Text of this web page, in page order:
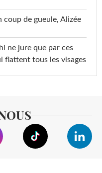
coup de gueule, Alizée
ne jure que par ces
flattent tous les visages